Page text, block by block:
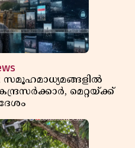
സമൂഹമാധ്യമങ്ങളിൽ
മെറ്റയ്ക്ക്